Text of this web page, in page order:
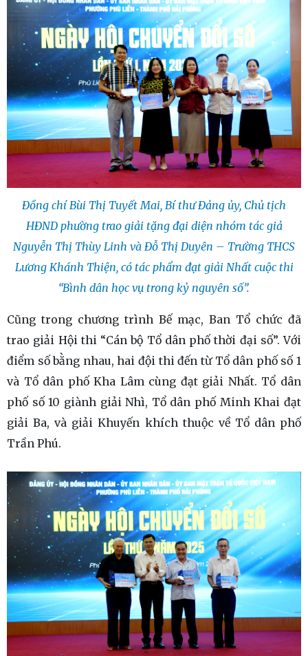
Đồng chí Bùi Thị Tuyết Mai, Bí thư Đảng ủy, Chủ tịch
HĐND phường trao giải tặng đại diện nhóm tác giả
Nguyễn Thị Thùy Linh và Đỗ Thị Duyên – Trường THCS
Lương Khánh Thiện, có tác phẩm đạt giải Nhất cuộc thi
“Bình dân học vụ trong kỷ nguyên số”.
Cũng trong chương trình Bế mạc, Ban Tổ chức đã
trao giải Hội thi “Cán bộ Tổ dân phố thời đại số”. Với
điểm số bằng nhau, hai đội thi đến từ Tổ dân phố số 1
và Tổ dân phố Kha Lâm cùng đạt giải Nhất. Tổ dân
phố số 10 giành giải Nhì, Tổ dân phố Minh Khai đạt
giải Ba, và giải Khuyến khích thuộc về Tổ dân phố
Trần Phú.